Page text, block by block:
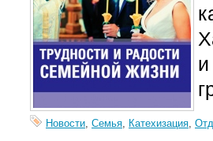
Новости, Семья, Катехизация,